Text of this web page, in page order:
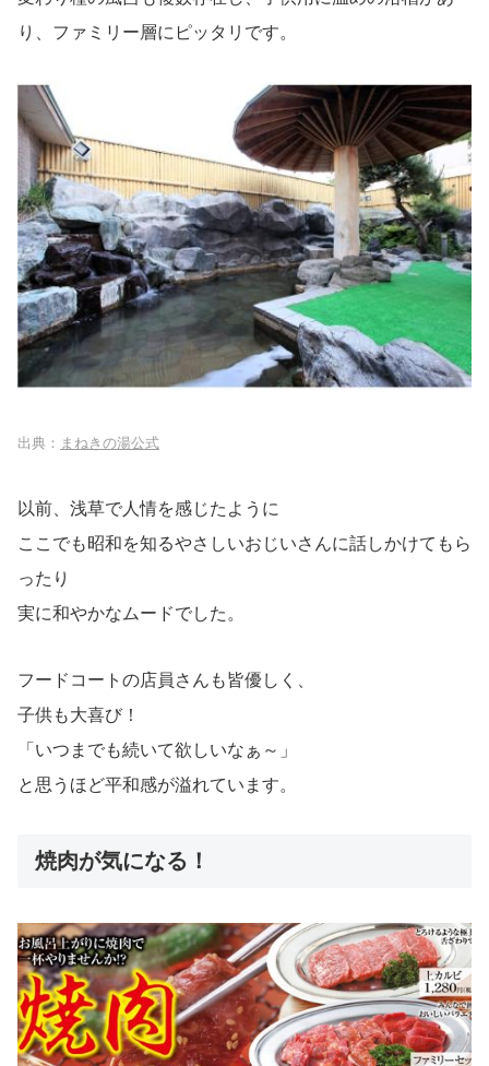
り、ファミリー層にピッタリです。
出典： まねきの湯公式
以前、浅草で人情を感じたように
ここでも昭和を知るやさしいおじいさんに話しかけてもら
ったり
実に和やかなムードでした。
フードコートの店員さんも皆優しく、
子供も大喜び！
「いつまでも続いて欲しいなぁ～」
と思うほど平和感が溢れています。
焼肉が気になる！